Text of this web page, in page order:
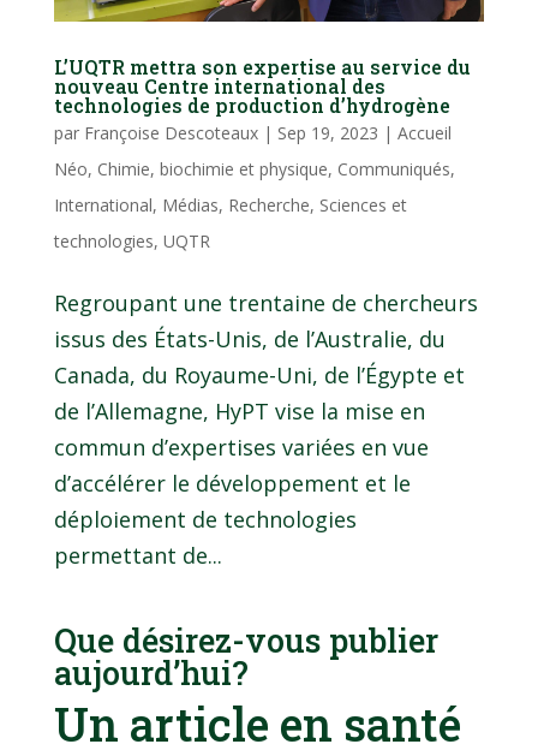
L’UQTR mettra son expertise au service du
nouveau Centre international des
technologies de production d’hydrogène
par Françoise Descoteaux| Sep 19, 2023 | Accueil
Néo, Chimie, biochimie et physique, Communiqués,
International, Médias, Recherche, Sciences et
technologies, UQTR
Regroupant une trentaine de chercheurs
issus des États-Unis, de l’Australie, du
Canada, du Royaume-Uni, de l’Égypte et
de l’Allemagne, HyPT vise la mise en
commun d’expertises variées en vue
d’accélérer le développement et le
déploiement de technologies
permettant de...
Que désirez-vous publier
aujourd’hui?
Un article en santé